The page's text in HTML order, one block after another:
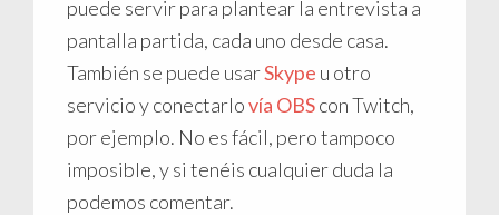
puede servir para plantear la entrevista a
pantalla partida, cada uno desde casa.
También se puede usarSkype u otro
servicio y conectarlovía OBScon Twitch,
por ejemplo. No es fácil, pero tampoco
imposible, y si tenéis cualquier duda la
podemos comentar.